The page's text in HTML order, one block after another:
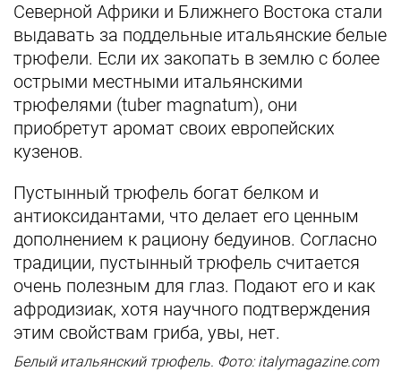
Северной Африки и Ближнего Востока стали
выдавать за поддельные итальянские белые
трюфели. Если их закопать в землю с более
острыми местными итальянскими
трюфелями (tuber magnatum), они
приобретут аромат своих европейских
кузенов.
Пустынный трюфель богат белком и
антиоксидантами, что делает его ценным
дополнением к рациону бедуинов. Согласно
традиции, пустынный трюфель считается
очень полезным для глаз. Подают его и как
афродизиак, хотя научного подтверждения
этим свойствам гриба, увы, нет.
Белый итальянский трюфель. Фото: italymagazine.com